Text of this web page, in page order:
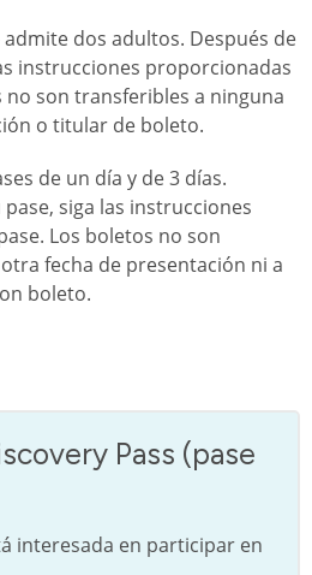
admite dos adultos. Después de
instrucciones proporcionadas
no son transferibles a ninguna
o titular de boleto.
de un día y de 3 días.
siga las instrucciones
Los boletos no son
fecha de presentación ni a
boleto.
Pass (pase
interesada en participar en